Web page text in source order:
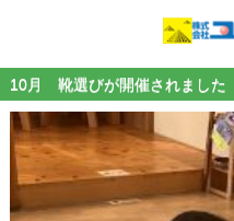
10月 靴選びが開催されました